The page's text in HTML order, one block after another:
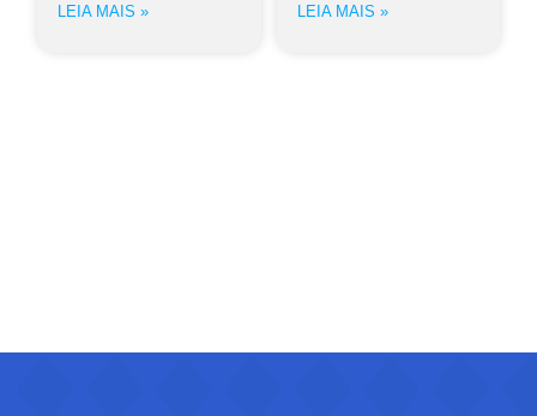
LEIA MAIS » LEIA MAIS »